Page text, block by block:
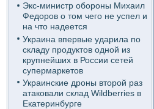
Экс-министр обороны Михаил
Федоров о том чего не успел и
на что надеется
Украина впервые ударила по
складу продуктов одной из
крупнейших в России сетей
супермаркетов
Украинские дроны второй раз
атаковали склад Wildberries в
Екатеринбурге